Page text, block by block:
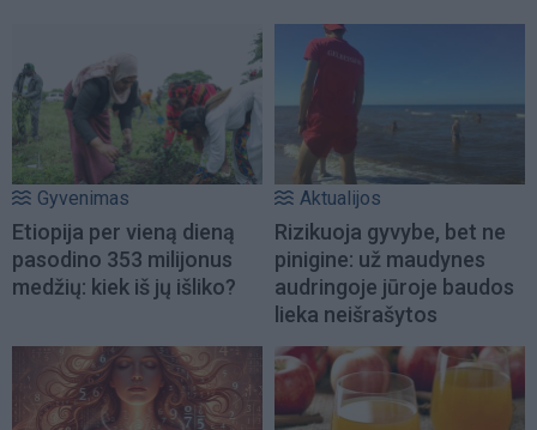
Gyvenimas
Etiopija per vieną dieną
pasodino 353 milijonus
medžių: kiek iš jų išliko?
Aktualijos
Rizikuoja gyvybe, bet ne
pinigine: už maudynes
audringoje jūroje baudos
lieka neišrašytos